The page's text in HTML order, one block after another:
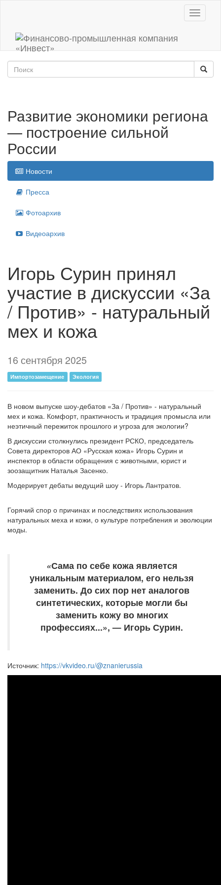
Toggle
Развитие экономики региона
— построение сильной
России
Новости
Пресса
Фотоархив
Видеоархив
Игорь Сурин принял
участие в дискуссии «За
/ Против» - натуральный
мех и кожа
16 сентября 2025
Импортозамещение Экология
В новом выпуске шоу-дебатов «За / Против» - натуральный
мех и кожа. Комфорт, практичность и традиция промысла или
неэтичный пережиток прошлого и угроза для экологии?
В дискуссии столкнулись президент РСКО, председатель
Совета директоров АО «Русская кожа» Игорь Сурин и
инспектор в области обращения с животными, юрист и
зоозащитник Наталья Засенко.
Модерирует дебаты ведущий шоу - Игорь Лантратов.
Горячий спор о причинах и последствиях использования
натуральных меха и кожи, о культуре потребления и эволюции
моды.
«Сама по себе кожа является
уникальным материалом, его нельзя
заменить. До сих пор нет аналогов
синтетических, которые могли бы
заменить кожу во многих
профессиях...», — Игорь Сурин.
Источник: https://vkvideo.ru/@znanierussia